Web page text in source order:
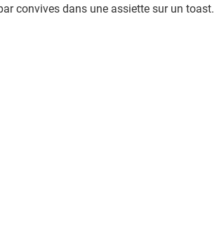
convives dans une assiette sur un toast.